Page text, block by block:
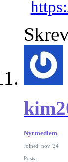
Nyt medlem
Joined: nov '24
Posts: